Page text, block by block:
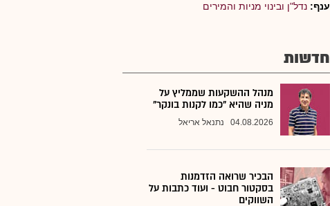
ענף: נדל"ן ובינוי מניות והמירים
חדשות
מנהל ההשקעות שממליץ על
מניה שהיא "כמו לקנות בונקר"
04.08.2026 נתנאל אריאל
הבכיר שרואה הזדמנות
בסקטור חבוט - ועוד כתבות על
השווקים